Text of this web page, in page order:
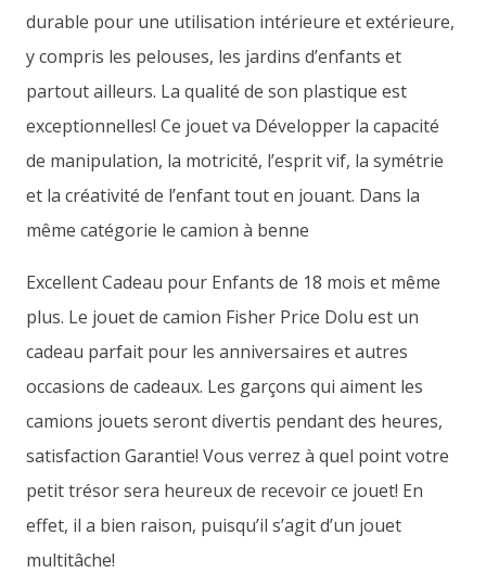
durable pour une utilisation intérieure et extérieure,
y compris les pelouses, les jardins d’enfants et
partout ailleurs. La qualité de son plastique est
exceptionnelles! Ce jouet va Développer la capacité
de manipulation, la motricité, l’esprit vif, la symétrie
et la créativité de l’enfant tout en jouant. Dans la
même catégorie le camion à benne
Excellent Cadeau pour Enfants de 18 mois et même
plus. Le jouet de camion Fisher Price Dolu est un
cadeau parfait pour les anniversaires et autres
occasions de cadeaux. Les garçons qui aiment les
camions jouets seront divertis pendant des heures,
satisfaction Garantie! Vous verrez à quel point votre
petit trésor sera heureux de recevoir ce jouet! En
effet, il a bien raison, puisqu’il s’agit d’un jouet
multitâche!